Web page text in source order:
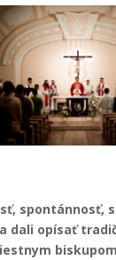
spontánnosť,
dali opísať